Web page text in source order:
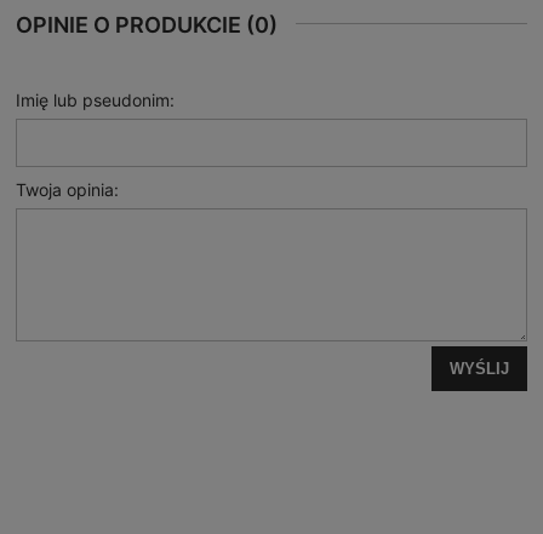
OPINIE O PRODUKCIE (0)
Imię lub pseudonim:
Twoja opinia:
WYŚLIJ